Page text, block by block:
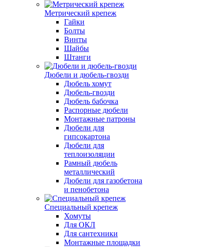
Метрический крепеж
Гайки
Болты
Винты
Шайбы
Штанги
Дюбели и дюбель-гвозди
Дюбель хомут
Дюбель-гвозди
Дюбель бабочка
Распорные дюбели
Монтажные патроны
Дюбели для
гипсокартона
Дюбели для
теплоизоляции
Рамный дюбель
металлический
Дюбели для газобетона
и пенобетона
Специальный крепеж
Хомуты
Для ОКЛ
Для сантехники
Монтажные площадки